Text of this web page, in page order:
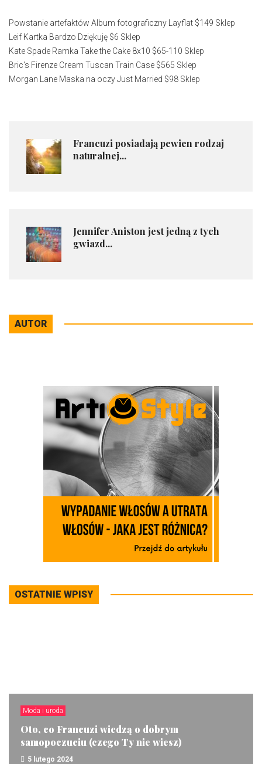
Powstanie artefaktów Album fotograficzny Layflat $149 Sklep
Leif Kartka Bardzo Dziękuję $6 Sklep
Kate Spade Ramka Take the Cake 8x10 $65-110 Sklep
Bric's Firenze Cream Tuscan Train Case $565 Sklep
Morgan Lane Maska na oczy Just Married $98 Sklep
Francuzi posiadają pewien rodzaj
naturalnej...
Jennifer Aniston jest jedną z tych
gwiazd...
AUTOR
OSTATNIE WPISY
Moda i uroda
Oto, co Francuzi wiedzą o dobrym
samopoczuciu (czego Ty nie wiesz)
5 lutego 2024